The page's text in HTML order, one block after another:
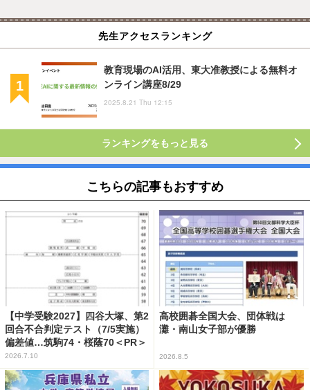
先生アクセスランキング
教育現場のAI活用、東大准教授による無料オ
ンライン講座8/29
2025.8.21 Thu 12:15
ランキングをもっと見る
こちらの記事もおすすめ
【中学受験2027】四谷大塚、第2
回合不合判定テスト（7/5実施）
偏差値…筑駒74・桜蔭70＜PR＞
2026.7.10
高校囲碁全国大会、団体戦は
灘・南山女子部が優勝
2026.8.5